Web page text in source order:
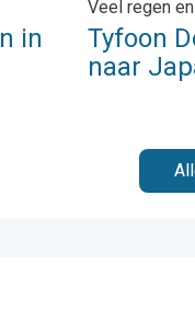
in
Veel regen
Tyfoon
naar